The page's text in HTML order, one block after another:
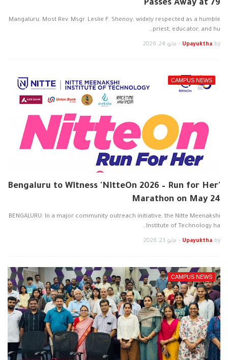
Passes Away at 79
Mangaluru: Most Rev. Msgr. Leslie F. Shenoy, widely respected as a humble
priest, educator, and hu…
by
Upayuktha
- مايو 24, 2026
CAMPUS NEWS
Bengaluru to Witness 'NitteOn 2026 – Run for Her'
Marathon on May 24
BENGALURU: In a major community outreach initiative, the Nitte Meenakshi
Institute of Technology ha…
by
Upayuktha
- مايو 23, 2026
CAMPUS NEWS